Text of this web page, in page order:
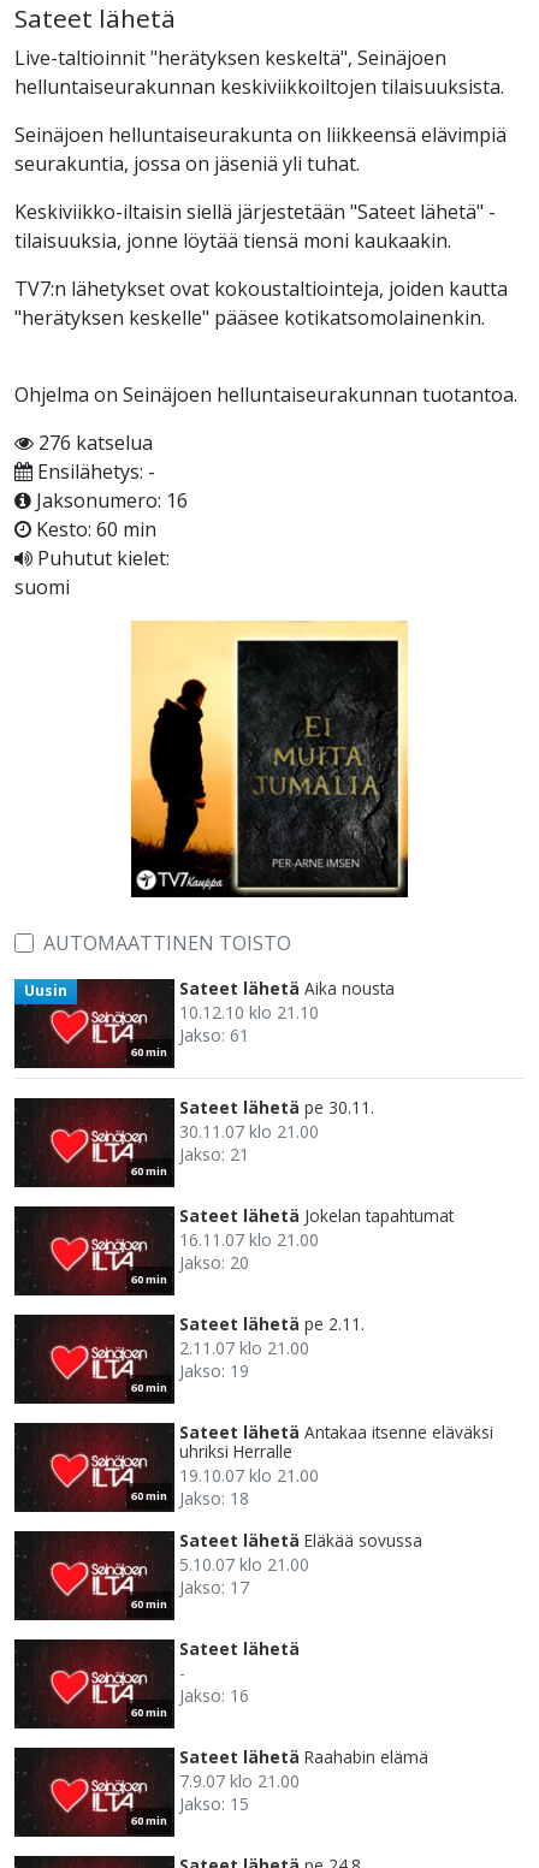
Sateet lähetä
Live-taltioinnit "herätyksen keskeltä", Seinäjoen
helluntaiseurakunnan keskiviikkoiltojen tilaisuuksista.
Seinäjoen helluntaiseurakunta on liikkeensä elävimpiä
seurakuntia, jossa on jäseniä yli tuhat.
Keskiviikko-iltaisin siellä järjestetään "Sateet lähetä" -
tilaisuuksia, jonne löytää tiensä moni kaukaakin.
TV7:n lähetykset ovat kokoustaltiointeja, joiden kautta
"herätyksen keskelle" pääsee kotikatsomolainenkin.
Ohjelma on Seinäjoen helluntaiseurakunnan tuotantoa.
276 katselua
Ensilähetys: -
Jaksonumero: 16
Kesto: 60 min
Puhutut kielet:
suomi
AUTOMAATTINEN TOISTO
60 min
Uusin Sateet lähetä Aika nousta
10.12.10 klo 21.10
Jakso: 61
60 min
Sateet lähetä pe 30.11.
30.11.07 klo 21.00
Jakso: 21
60 min
Sateet lähetä Jokelan tapahtumat
16.11.07 klo 21.00
Jakso: 20
60 min
Sateet lähetä pe 2.11.
2.11.07 klo 21.00
Jakso: 19
60 min
Sateet lähetä Antakaa itsenne eläväksi
uhriksi Herralle
19.10.07 klo 21.00
Jakso: 18
60 min
Sateet lähetä Eläkää sovussa
5.10.07 klo 21.00
Jakso: 17
60 min
Sateet lähetä
-
Jakso: 16
60 min
Sateet lähetä Raahabin elämä
7.9.07 klo 21.00
Jakso: 15